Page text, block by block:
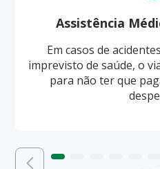
Assistência
Em casos de
imprevisto de saúde, o
para não ter que